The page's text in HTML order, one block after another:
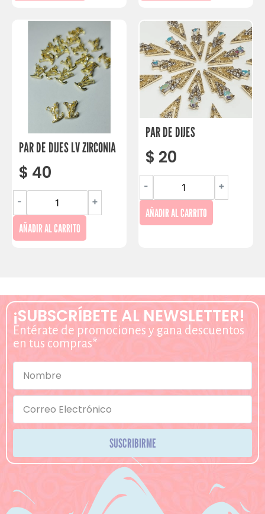
PAR DE DIJES LV ZIRCONIA
$ 40
- +
AÑADIR AL CARRITO
PAR DE DIJES
$ 20
- +
AÑADIR AL CARRITO
¡SUBSCRÍBETE AL NEWSLETTER!
Entérate de promociones y gana descuentos
en tus compras*
SUSCRIBIRME